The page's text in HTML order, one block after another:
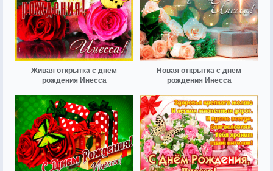
Живая открытка с днем
рождения Инесса
Новая открытка с днем
рождения Инесса